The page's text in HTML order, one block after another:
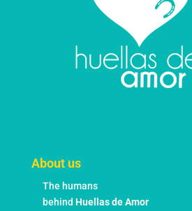
About us
The humans
behind Huellas de Amor